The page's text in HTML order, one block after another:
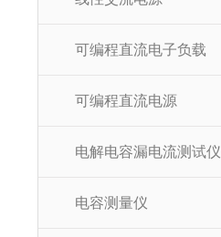
可编程直流电子负载
可编程直流电源
电解电容漏电流测试仪
电容测量仪